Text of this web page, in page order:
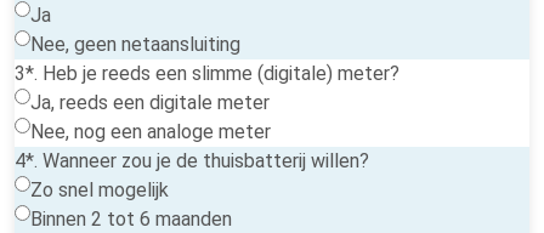
Ja
Nee, geen netaansluiting
3*. Heb je reeds een slimme (digitale) meter?
Ja, reeds een digitale meter
Nee, nog een analoge meter
4*. Wanneer zou je de thuisbatterij willen?
Zo snel mogelijk
Binnen 2 tot 6 maanden